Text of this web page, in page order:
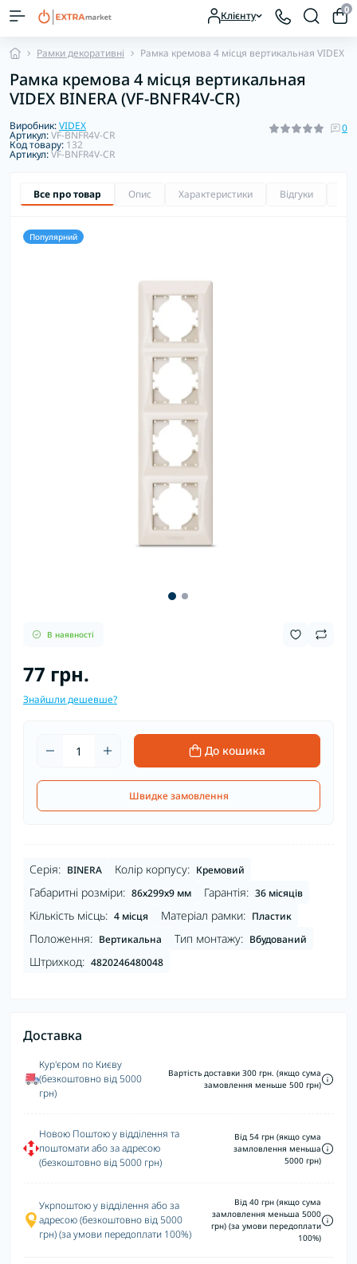
Клієнту 0
Рамки декоративні Рамка кремова 4 місця вертикальная VIDEX
Рамка кремова 4 місця вертикальная
VIDEX BINERA (VF-BNFR4V-CR)
Виробник:VIDEX
Артикул:VF-BNFR4V-CR
Код товару: 132
Артикул:VF-BNFR4V-CR
0
Все про товар Опис Характеристики Відгуки
Популярний
В наявності
77 грн.
Знайшли дешевше?
До кошика
Швидке замовлення
Серія: BINERA Колір корпусу: Кремовий
Габаритні розміри: 86х299х9 мм Гарантія: 36 місяців
Кількість місць: 4 місця Матеріал рамки: Пластик
Положення: Вертикальна Тип монтажу: Вбудований
Штрихкод: 4820246480048
Доставка
Кур'єром по Києву
(безкоштовно від 5000
грн)
Вартість доставки 300 грн. (якщо сума
замовлення меньше 500 грн)
Новою Поштою у відділення та
поштомати або за адресою
(безкоштовно від 5000 грн)
Від 54 грн (якщо сума
замловлення меньша
5000 грн)
Укрпоштою у відділення або за
адресою (безкоштовно від 5000
грн) (за умови передоплати 100%)
Від 40 грн (якщо сума
замловлення меньша 5000
грн) (за умови передоплати
100%)